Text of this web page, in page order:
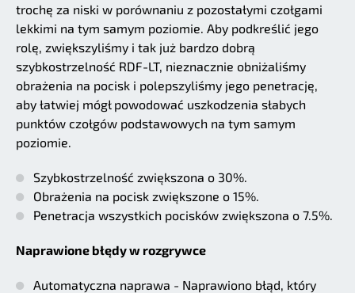
trochę za niski w porównaniu z pozostałymi czołgami
lekkimi na tym samym poziomie. Aby podkreślić jego
rolę, zwiększyliśmy i tak już bardzo dobrą
szybkostrzelność RDF-LT, nieznacznie obniżaliśmy
obrażenia na pocisk i polepszyliśmy jego penetrację,
aby łatwiej mógł powodować uszkodzenia słabych
punktów czołgów podstawowych na tym samym
poziomie.
Szybkostrzelność zwiększona o 30%.
Obrażenia na pocisk zwiększone o 15%.
Penetracja wszystkich pocisków zwiększona o 7.5%.
Naprawione błędy w rozgrywce
Automatyczna naprawa - Naprawiono błąd, który